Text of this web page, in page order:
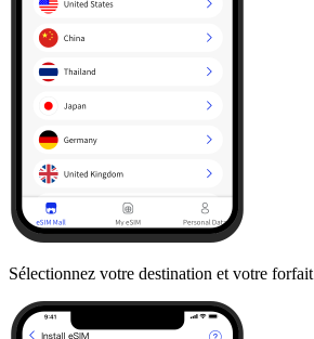
Sélectionnez votre destination et votre forfait